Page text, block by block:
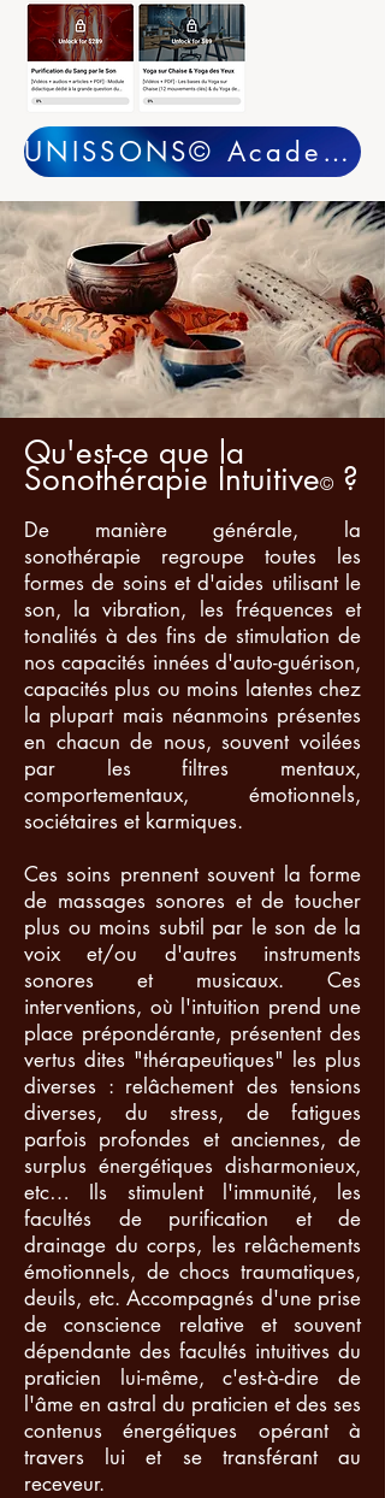
UNISSONS© Academy - Détails & réservations...
Qu'est-ce que la
Sonothérapie Intuitive© ?
De manière générale, la
sonothérapie regroupe toutes les
formes de soins et d'aides utilisant le
son, la vibration, les fréquences et
tonalités à des fins de stimulation de
nos capacités innées d'auto-guérison,
capacités plus ou moins latentes chez
la plupart mais néanmoins présentes
en chacun de nous, souvent voilées
par les filtres mentaux,
comportementaux, émotionnels,
sociétaires et karmiques.
Ces soins prennent souvent la forme
de massages sonores et de toucher
plus ou moins subtil par le son de la
voix et/ou d'autres instruments
sonores et musicaux. Ces
interventions, où l'intuition prend une
place prépondérante, présentent des
vertus dites "thérapeutiques" les plus
diverses : relâchement des tensions
diverses, du stress, de fatigues
parfois profondes et anciennes, de
surplus énergétiques disharmonieux,
etc… Ils stimulent l'immunité, les
facultés de purification et de
drainage du corps, les relâchements
émotionnels, de chocs traumatiques,
deuils, etc. Accompagnés d'une prise
de conscience relative et souvent
dépendante des facultés intuitives du
praticien lui-même, c'est-à-dire de
l'âme en astral du praticien et des ses
contenus énergétiques opérant à
travers lui et se transférant au
receveur.